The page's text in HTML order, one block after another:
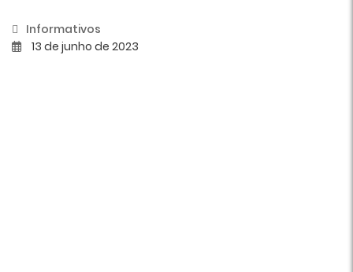
Informativos
13 de junho de 2023